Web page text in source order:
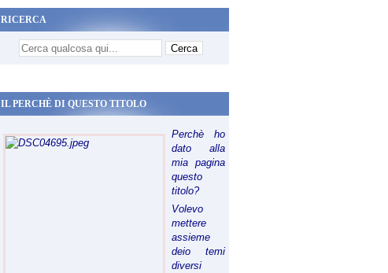
RICERCA
IL PERCHÈ DI QUESTO TITOLO
Perchè ho
dato alla
mia pagina
questo
titolo?
Volevo
mettere
assieme
deio temi
diversi